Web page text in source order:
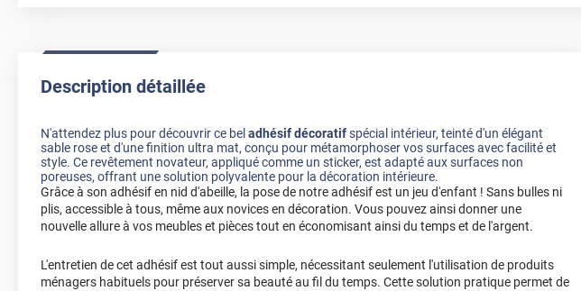
Description détaillée
N'attendez plus pour découvrir ce bel adhésif décoratifspécial intérieur, teinté d'un élégant
sable rose et d'une finition ultra mat, conçu pour métamorphoser vos surfaces avec facilité et
style. Ce revêtement novateur, appliqué comme un sticker, est adapté aux surfaces non
poreuses, offrant une solution polyvalente pour la décoration intérieure.
Grâce à son adhésif en nid d'abeille, la pose de notre adhésif est un jeu d'enfant ! Sans bulles ni
plis, accessible à tous, même aux novices en décoration. Vous pouvez ainsi donner une
nouvelle allure à vos meubles et pièces tout en économisant ainsi du temps et de l'argent.
L'entretien de cet adhésif est tout aussi simple, nécessitant seulement l'utilisation de produits
ménagers habituels pour préserver sa beauté au fil du temps. Cette solution pratique permet de